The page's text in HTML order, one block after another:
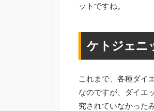
ットですね。
ケトジェニ
これまで、各種ダイ
なのですが、ダイエ
究されていなかった